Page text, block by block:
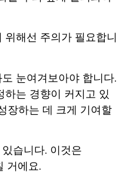
해선 주의가 필요합니
눈여겨보아야 합니다.
하는 경향이 커지고 있
장하는 데 크게 기여할
습니다. 이것은
거에요.